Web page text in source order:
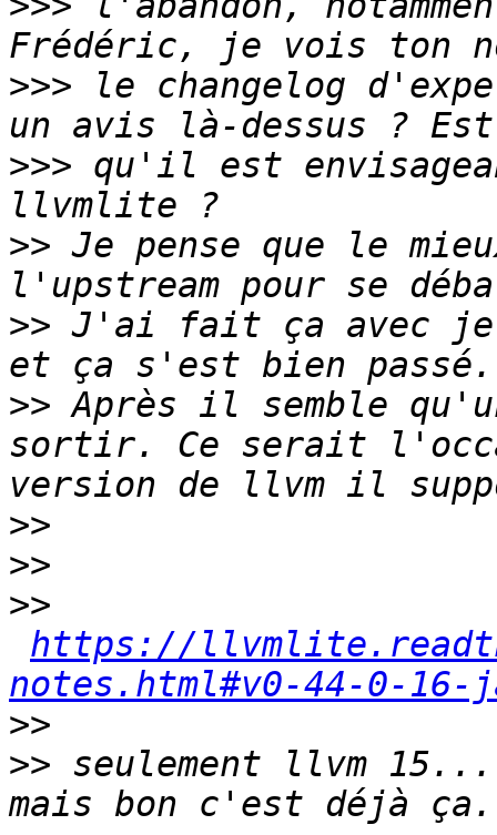
>>> le changelog
>>> qu'il est
>> Je pense que le
>> J'ai fait ça avec je
>> Après il semble
sortir. Ce serait
>>
>>
>>
https://
notes.html#v0-44-0-16-
>>
>> seulement llvm 15...